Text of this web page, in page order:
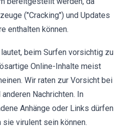
("Cracking") und Updates
enthalten können.
beim Surfen vorsichtig zu
Online-Inhalte meist
Wir raten zur Vorsicht bei
Nachrichten. In
Anhänge oder Links dürfen
virulent sein können.